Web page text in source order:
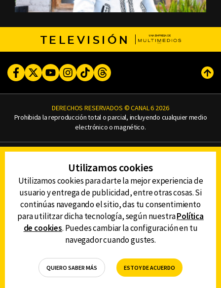
TELEVISIÓN
FacebookTwitterYoutubeInstagram
TikTokThreads
DERECHOS RESERVADOS © CANAL 6 2026
Prohibida la reproducción total o parcial, incluyendo cualquier medio
electrónico o magnético.
AVISO DE PRIVACIDAD
AVISO LEGAL
DEFENSORÍA DE LAS AUDIENCIAS
DESCARGA LA APP DE CANAL 6
Utilizamos cookies
Utilizamos cookies para darte la mejor experiencia de
usuario y entrega de publicidad, entre otras cosas. Si
continúas navegando el sitio, das tu consentimiento
para utilitzar dicha tecnología, según nuestraPolítica
de cookies. Puedes cambiar la configuración en tu
navegador cuando gustes.
QUIERO SABER MÁS ESTOY DE ACUERDO